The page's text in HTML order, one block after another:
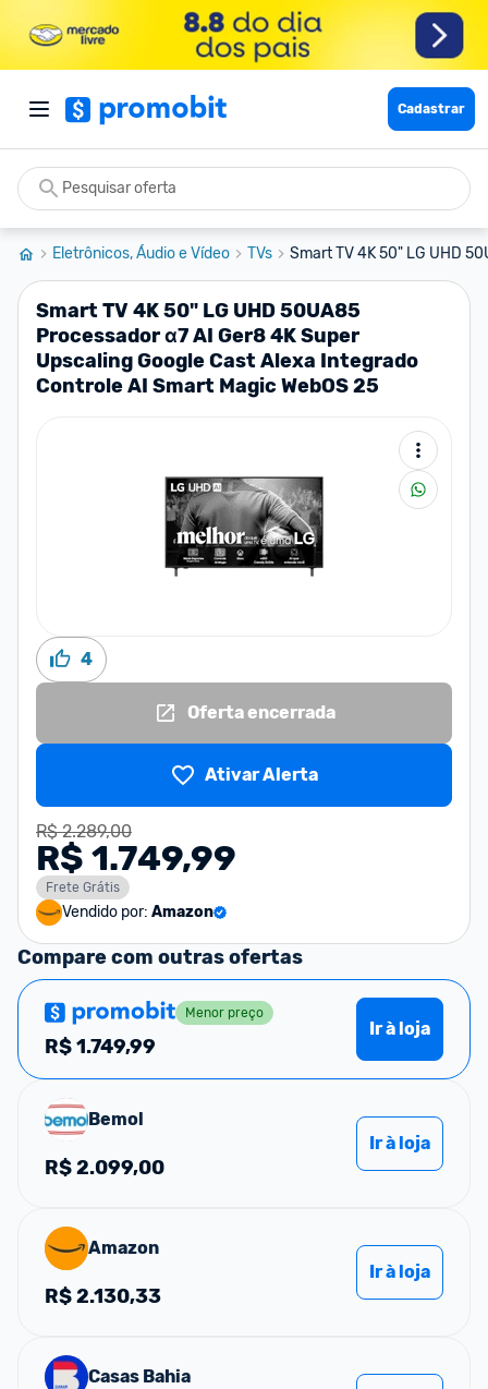
Cadastrar
Eletrônicos, Áudio e Vídeo TVs Smart TV 4K 50" LG UHD
Smart TV 4K 50" LG UHD 50UA85
Processador α7 AI Ger8 4K Super
Upscaling Google Cast Alexa Integrado
Controle AI Smart Magic WebOS 25
4
Oferta encerrada
Ativar Alerta
R$ 2.289,00
R$ 1.749,99
Frete Grátis
Vendido por: Amazon
Compare com outras ofertas
Menor preço
R$1.749,99
Ir à loja
Bemol
R$2.099,00
Ir à loja
Amazon
R$2.130,33
Ir à loja
Casas Bahia